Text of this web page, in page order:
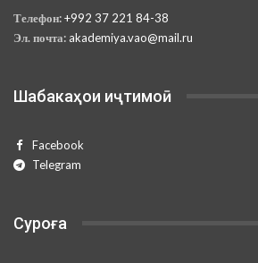
Телефон:+992 37 221 84-38
Эл. почта: akademiya.vao@mail.ru
Шабакаҳои иҷтимоӣ
Facebook
Telegram
Суроға